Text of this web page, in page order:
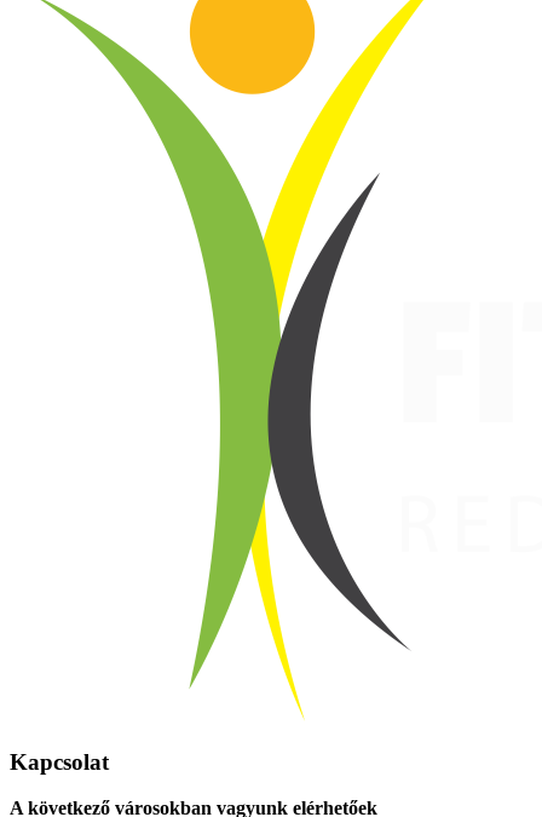
Kapcsolat
A következő városokban vagyunk elérhetőek